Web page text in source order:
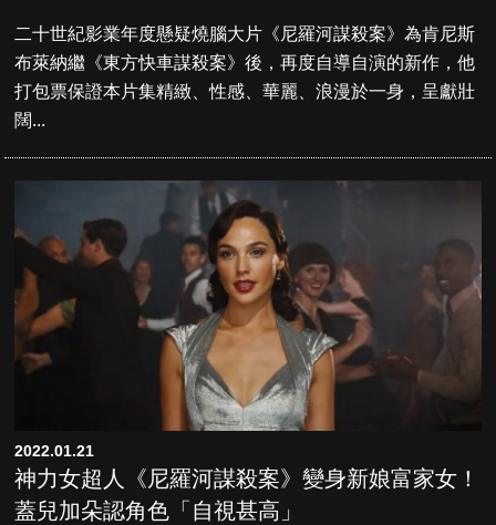
二十世紀影業年度懸疑燒腦大片《尼羅河謀殺案》為肯尼斯
布萊納繼《東方快車謀殺案》後，再度自導自演的新作，他
打包票保證本片集精緻、性感、華麗、浪漫於一身，呈獻壯
闊...
2022.01.21
神力女超人《尼羅河謀殺案》變身新娘富家女！
蓋兒加朵認角色「自視甚高」